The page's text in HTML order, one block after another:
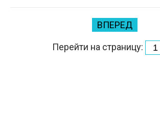
ВПЕРЕД
Перейти на страницу: